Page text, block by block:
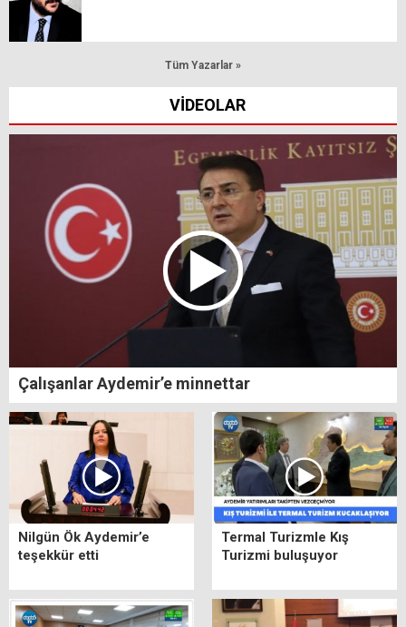
Tüm Yazarlar »
VİDEOLAR
Çalışanlar Aydemir’e minnettar
Nilgün Ök Aydemir’e
teşekkür etti
Termal Turizmle Kış
Turizmi buluşuyor